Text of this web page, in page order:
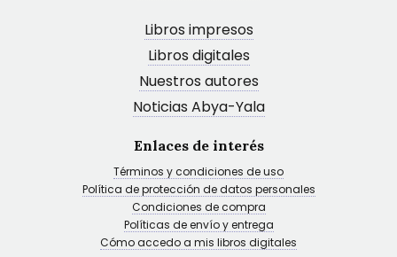
Libros impresos
Libros digitales
Nuestros autores
Noticias Abya-Yala
Enlaces de interés
Términos y condiciones de uso
Política de protección de datos personales
Condiciones de compra
Políticas de envío y entrega
Cómo accedo a mis libros digitales